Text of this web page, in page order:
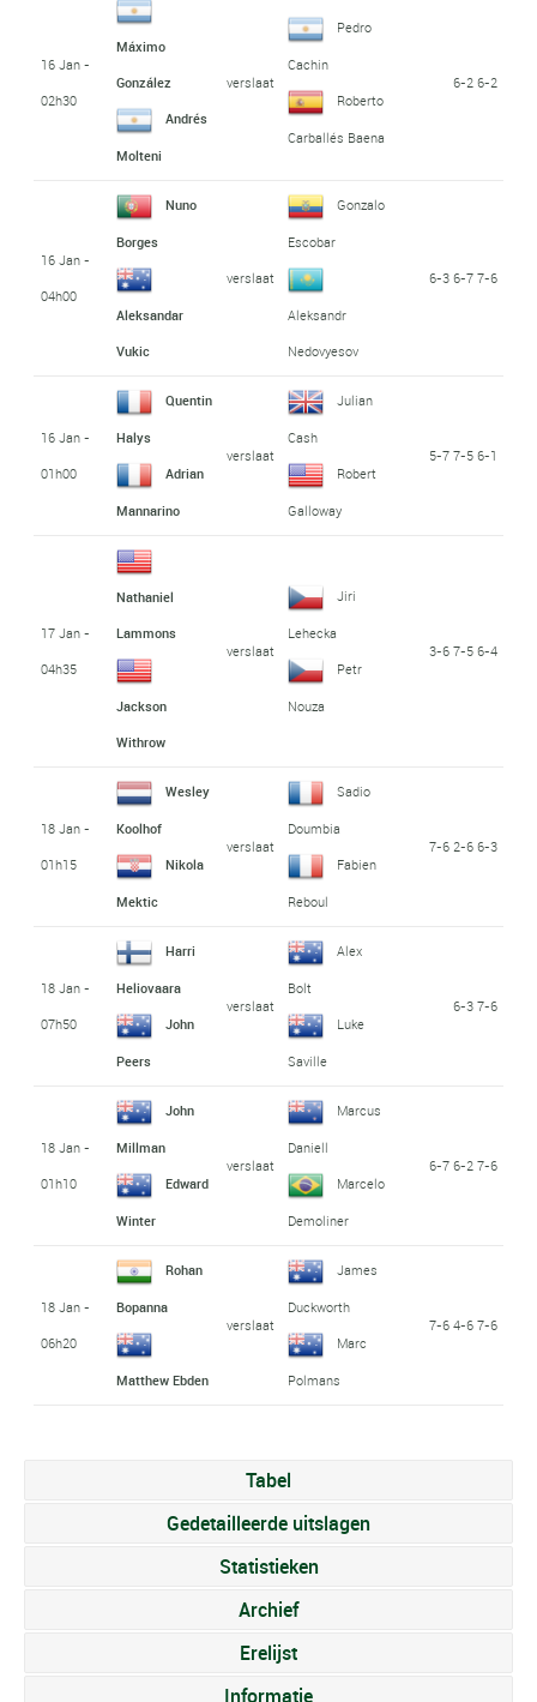
16 Jan -
02h30
Máximo
González
Andrés
Molteni
verslaat
Pedro
Cachin
Roberto
Carballés Baena
6-2 6-2
16 Jan -
04h00
Nuno
Borges
Aleksandar
Vukic
verslaat
Gonzalo
Escobar
Aleksandr
Nedovyesov
6-3 6-7 7-6
16 Jan -
01h00
Quentin
Halys
Adrian
Mannarino
verslaat
Julian
Cash
Robert
Galloway
5-7 7-5 6-1
17 Jan -
04h35
Nathaniel
Lammons
Jackson
Withrow
verslaat
Jiri
Lehecka
Petr
Nouza
3-6 7-5 6-4
18 Jan -
01h15
Wesley
Koolhof
Nikola
Mektic
verslaat
Sadio
Doumbia
Fabien
Reboul
7-6 2-6 6-3
18 Jan -
07h50
Harri
Heliovaara
John
Peers
verslaat
Alex
Bolt
Luke
Saville
6-3 7-6
18 Jan -
01h10
John
Millman
Edward
Winter
verslaat
Marcus
Daniell
Marcelo
Demoliner
6-7 6-2 7-6
18 Jan -
06h20
Rohan
Bopanna
Matthew Ebden
verslaat
James
Duckworth
Marc
Polmans
7-6 4-6 7-6
Tabel
Gedetailleerde uitslagen
Statistieken
Archief
Erelijst
Informatie